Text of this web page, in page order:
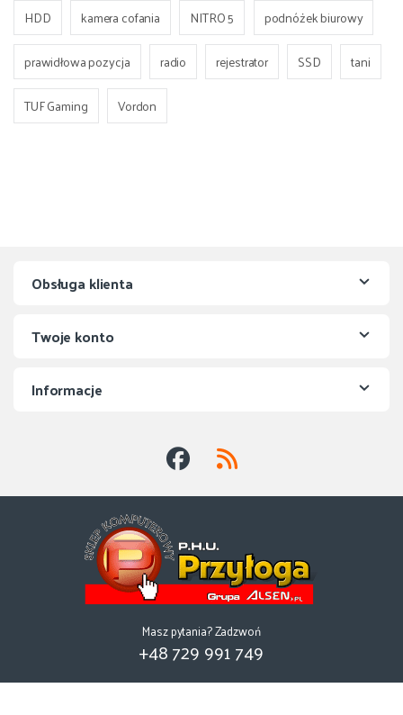
HDD
kamera cofania NITRO 5
podnóżek biurowy
prawidłowa pozycja
radio rejestrator SSD
tani
TUF Gaming
Vordon
Obsługa klienta
Twoje konto
Informacje
Masz pytania? Zadzwoń
+48 729 991 749